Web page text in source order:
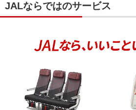
JALならではのサービス